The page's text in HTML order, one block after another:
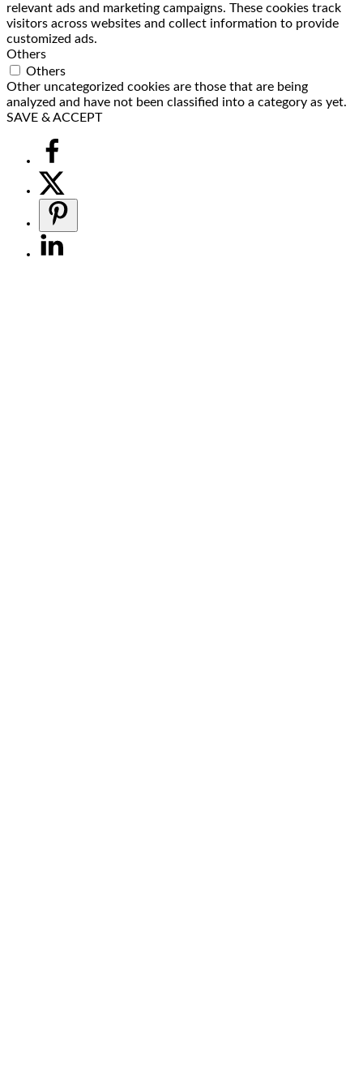
relevant ads and marketing campaigns. These cookies track
visitors across websites and collect information to provide
customized ads.
Others
Others
Other uncategorized cookies are those that are being
analyzed and have not been classified into a category as yet.
SAVE & ACCEPT